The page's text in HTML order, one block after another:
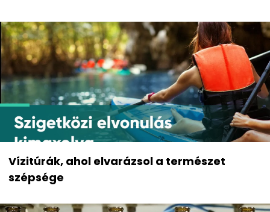
Vízitúrák, ahol elvarázsol a természet
szépsége